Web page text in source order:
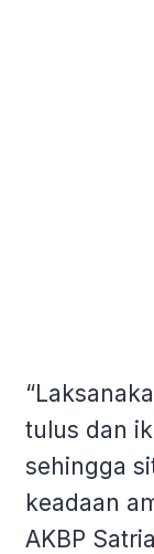
tulus dan
sehingga
keadaan
AKBP